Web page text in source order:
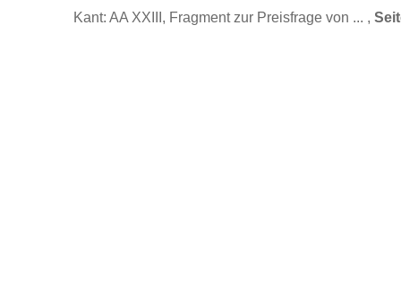
Kant: AA XXIII, Fragment zur Preisfrage von ... ,